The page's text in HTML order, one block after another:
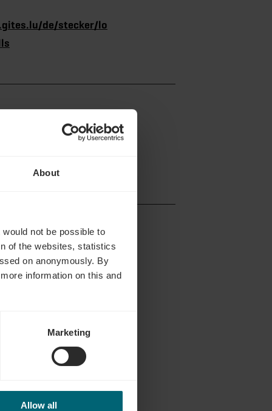
About
not be possible to
of the websites, statistics
on anonymously. By
information on this and
Marketing
Allow all
de/stecker/lo